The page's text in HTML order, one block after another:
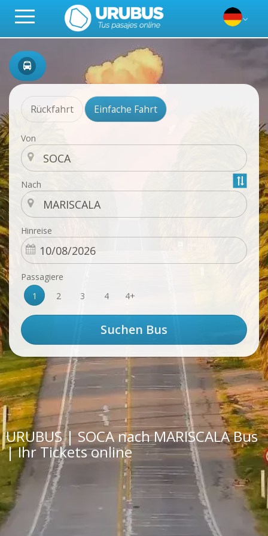
Rückfahrt Einfache Fahrt
Von
Nach
Hinreise
Passagiere
1
2 3 4 4+
URUBUS | SOCA nach MARISCALA Bus
| Ihr Tickets online